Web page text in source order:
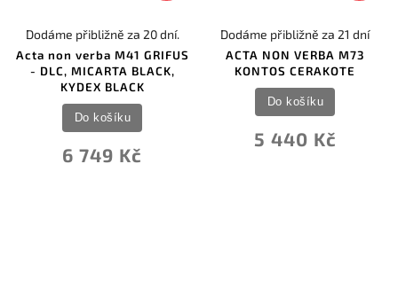
Acta non verba M41 GRIFUS
- DLC, MICARTA BLACK,
KYDEX BLACK
Dodáme přibližně za 20 dní.
6 749 Kč
Do košíku
ACTA NON VERBA M73
KONTOS CERAKOTE
Dodáme přibližně za 21 dní
5 440 Kč
Do košíku